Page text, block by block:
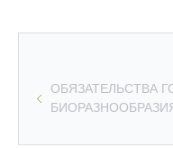
ОБЯЗАТЕЛЬСТВА